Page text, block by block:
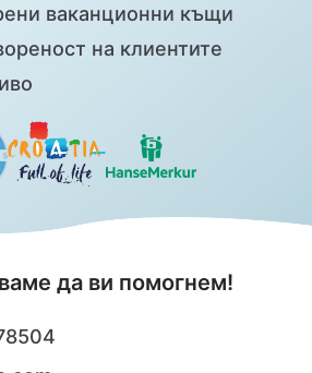
ваканционни къщи
на клиентите
да ви помогнем!